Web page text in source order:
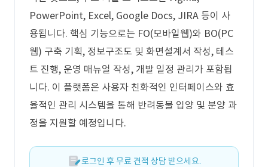
PowerPoint, Excel, Google Docs, JIRA 등이 사
용됩니다. 핵심 기능으로는 FO(모바일웹)와 BO(PC
웹) 구축 기획, 정보구조도 및 화면설계서 작성, 테스
트 진행, 운영 매뉴얼 작성, 개발 일정 관리가 포함됩
니다. 이 플랫폼은 사용자 친화적인 인터페이스와 효
율적인 관리 시스템을 통해 반려동물 입양 및 분양 과
정을 지원할 예정입니다.
로그인 후 무료 견적 상담 받으세요.